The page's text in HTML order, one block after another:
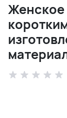
Женское